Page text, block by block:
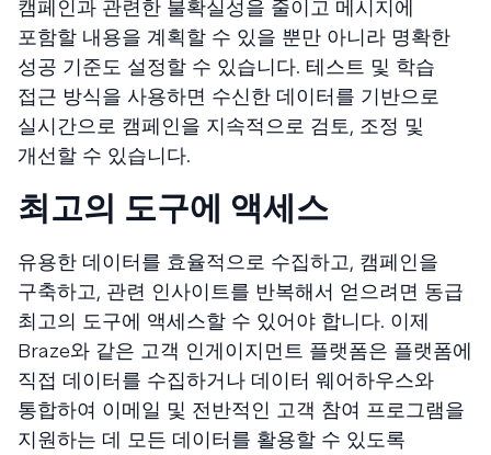
캠페인과 관련한 불확실성을 줄이고 메시지에
포함할 내용을 계획할 수 있을 뿐만 아니라 명확한
성공 기준도 설정할 수 있습니다. 테스트 및 학습
접근 방식을 사용하면 수신한 데이터를 기반으로
실시간으로 캠페인을 지속적으로 검토, 조정 및
개선할 수 있습니다.
최고의 도구에 액세스
유용한 데이터를 효율적으로 수집하고, 캠페인을
구축하고, 관련 인사이트를 반복해서 얻으려면 동급
최고의 도구에 액세스할 수 있어야 합니다. 이제
Braze와 같은 고객 인게이지먼트 플랫폼은 플랫폼에
직접 데이터를 수집하거나 데이터 웨어하우스와
통합하여 이메일 및 전반적인 고객 참여 프로그램을
지원하는 데 모든 데이터를 활용할 수 있도록